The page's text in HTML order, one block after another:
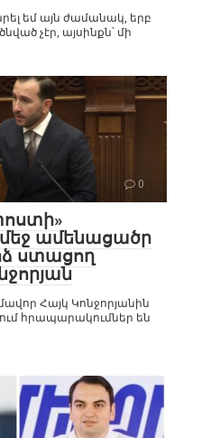
եմ այն ժամանակ, երբ
չէր, այսինքն՝ մի
0
ամենացածր
ստացող
Հայկ Կոնջորյանին
հրապարակումներ են